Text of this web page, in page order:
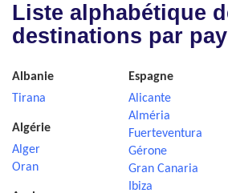
Liste alphabétique
destinations par
Albanie
Tirana
Algérie
Alger
Oran
Espagne
Alicante
Alméria
Fuerteventura
Gérone
Gran Canaria
Ibiza